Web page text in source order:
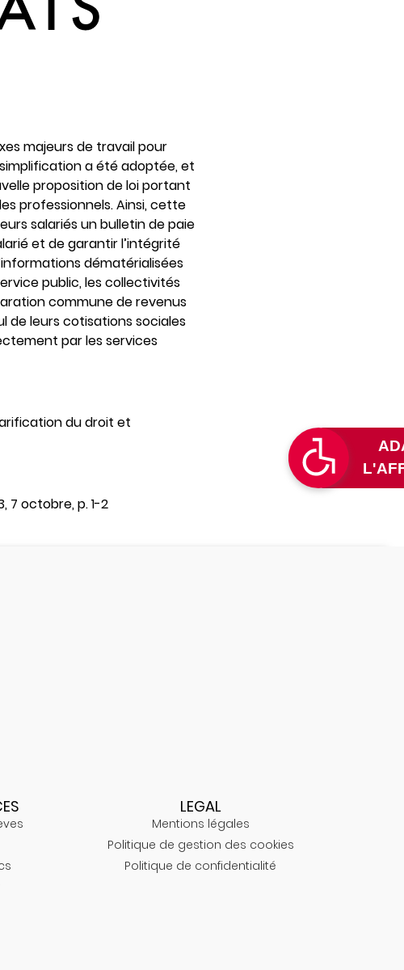
majeurs de travail pour
a été adoptée, et
proposition de loi portant
professionnels. Ainsi, cette
salariés un bulletin de paie
et de garantir l’intégrité
dématérialisées
public, les collectivités
commune de revenus
de leurs cotisations sociales
par les services
du droit et
7 octobre, p. 1-2
LEGAL
Mentions légales
Politique de gestion des cookies
Politique de confidentialité